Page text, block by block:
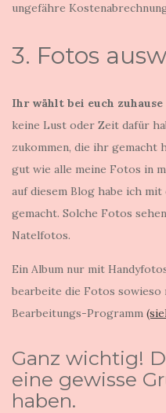
ungefähre
3. Fotos
Ihr wählt bei euch zuhause
keine Lust oder Zeit dafür
zukommen, die ihr gemacht
gut wie alle meine Fotos in
auf diesem Blog habe ich
gemacht. Solche Fotos
Natelfotos.
Ein Album nur mit
bearbeite die Fotos
Bearbeitungs-Programm
Ganz wichtig!
eine gewisse
haben.